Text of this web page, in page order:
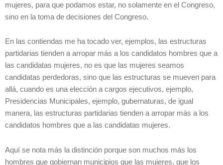
mujeres, para que podamos estar, no solamente en el Congreso,
sino en la toma de decisiones del Congreso.
En las contiendas me ha tocado ver, ejemplos, las estructuras
partidarias tienden a arropar más a los candidatos hombres que a
las candidatas mujeres, no es que las mujeres seamos
candidatas perdedoras, sino que las estructuras se mueven para
allá, cuando es una elección a cargos ejecutivos, ejemplo,
Presidencias Municipales, ejemplo, gubernaturas, de igual
manera, las estructuras partidarias tienden a arropar más a los
candidatos hombres que a las candidatas mujeres.
Aquí se nota más la distinción porque son muchos más los
hombres que gobiernan municipios que las mujeres, que los